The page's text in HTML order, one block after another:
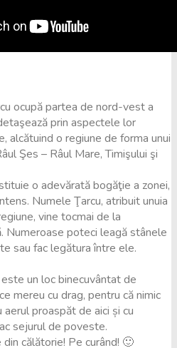
ocupă partea de nord-vest a
prin aspectele lor
alcătuind o regiune de forma unui
Şes – Râul Mare, Timişului şi
o adevărată bogăţie a zonei,
Numele Ţarcu, atribuit unuia
vine tocmai de la
Numeroase poteci leagă stânele
sau fac legătura între ele.
un loc binecuvântat de
mereu cu drag, pentru că nimic
aerul proaspăt de aici și cu
sejurul de poveste.
călătorie! Pe curând! 🙂